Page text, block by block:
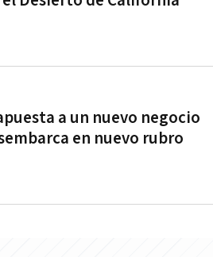
a un nuevo negocio
en nuevo rubro